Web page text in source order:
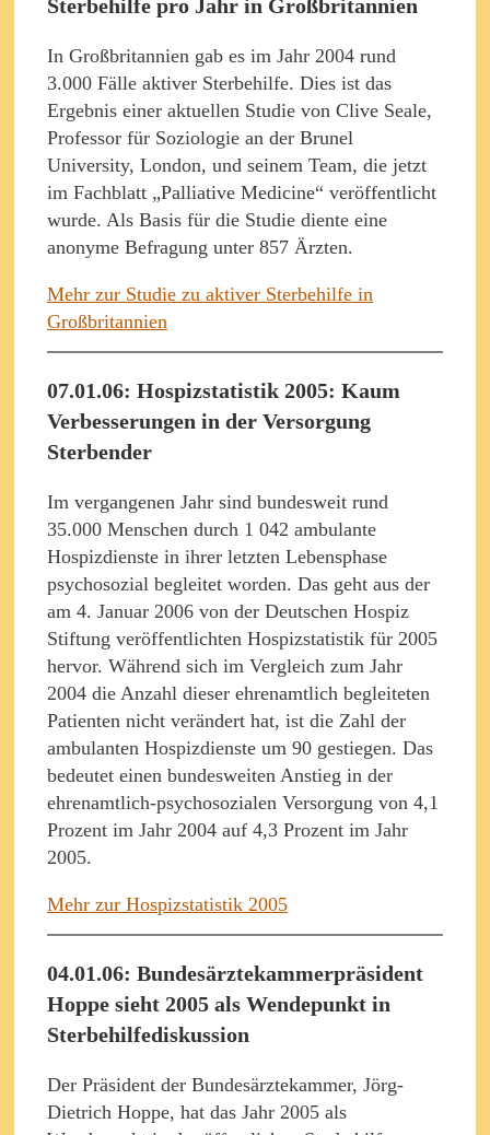
Sterbehilfe pro Jahr in Großbritannien
In Großbritannien gab es im Jahr 2004 rund
3.000 Fälle aktiver Sterbehilfe. Dies ist das
Ergebnis einer aktuellen Studie von Clive Seale,
Professor für Soziologie an der Brunel
University, London, und seinem Team, die jetzt
im Fachblatt „Palliative Medicine“ veröffentlicht
wurde. Als Basis für die Studie diente eine
anonyme Befragung unter 857 Ärzten.
Mehr zur Studie zu aktiver Sterbehilfe in
Großbritannien
07.01.06: Hospizstatistik 2005: Kaum
Verbesserungen in der Versorgung
Sterbender
Im vergangenen Jahr sind bundesweit rund
35.000 Menschen durch 1 042 ambulante
Hospizdienste in ihrer letzten Lebensphase
psychosozial begleitet worden. Das geht aus der
am 4. Januar 2006 von der Deutschen Hospiz
Stiftung veröffentlichten Hospizstatistik für 2005
hervor. Während sich im Vergleich zum Jahr
2004 die Anzahl dieser ehrenamtlich begleiteten
Patienten nicht verändert hat, ist die Zahl der
ambulanten Hospizdienste um 90 gestiegen. Das
bedeutet einen bundesweiten Anstieg in der
ehrenamtlich-psychosozialen Versorgung von 4,1
Prozent im Jahr 2004 auf 4,3 Prozent im Jahr
2005.
Mehr zur Hospizstatistik 2005
04.01.06: Bundesärztekammerpräsident
Hoppe sieht 2005 als Wendepunkt in
Sterbehilfediskussion
Der Präsident der Bundesärztekammer, Jörg-
Dietrich Hoppe, hat das Jahr 2005 als